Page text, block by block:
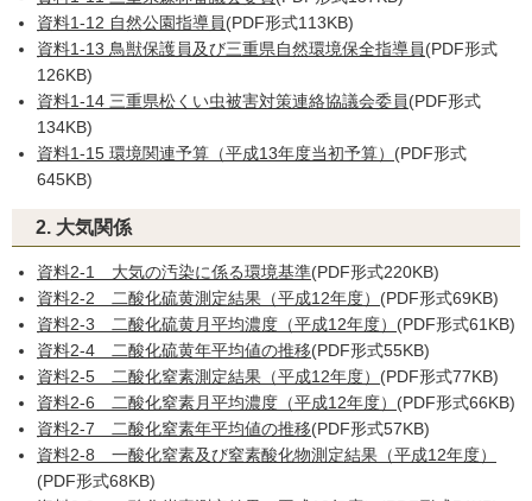
資料1-12 自然公園指導員(PDF形式113KB)
資料1-13 鳥獣保護員及び三重県自然環境保全指導員(PDF形式
126KB)
資料1-14 三重県松くい虫被害対策連絡協議会委員(PDF形式
134KB)
資料1-15 環境関連予算（平成13年度当初予算） (PDF形式
645KB)
2. 大気関係
資料2-1 大気の汚染に係る環境基準(PDF形式220KB)
資料2-2 二酸化硫黄測定結果（平成12年度） (PDF形式69KB)
資料2-3 二酸化硫黄月平均濃度（平成12年度） (PDF形式61KB)
資料2-4 二酸化硫黄年平均値の推移(PDF形式55KB)
資料2-5 二酸化窒素測定結果（平成12年度） (PDF形式77KB)
資料2-6 二酸化窒素月平均濃度（平成12年度） (PDF形式66KB)
資料2-7 二酸化窒素年平均値の推移(PDF形式57KB)
資料2-8 一酸化窒素及び窒素酸化物測定結果（平成12年度）
(PDF形式68KB)